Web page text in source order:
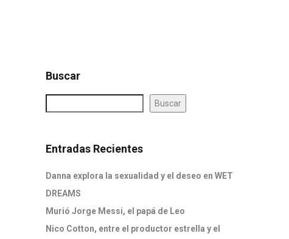
Buscar
Buscar
Entradas Recientes
Danna explora la sexualidad y el deseo en WET
DREAMS
Murió Jorge Messi, el papá de Leo
Nico Cotton, entre el productor estrella y el